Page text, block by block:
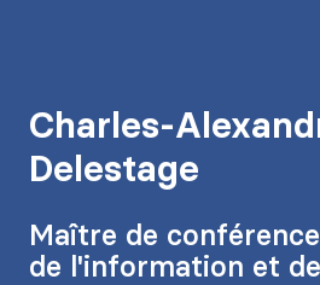
Charles-
Delestage
Maître de
de l'information et